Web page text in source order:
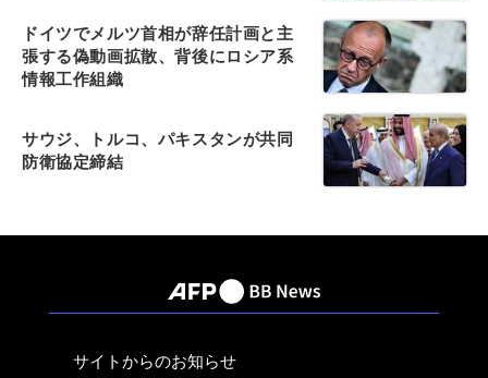
ドイツでメルツ首相が辞任計画と主
張する偽動画拡散、背後にロシア系
情報工作組織
サウジ、トルコ、パキスタンが共同
防衛協定締結
サイトからのお知らせ